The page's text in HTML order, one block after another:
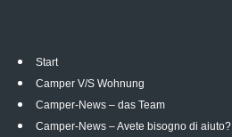
Start
Camper V/S Wohnung
Camper-News – das Team
Camper-News – Avete bisogno di aiuto?